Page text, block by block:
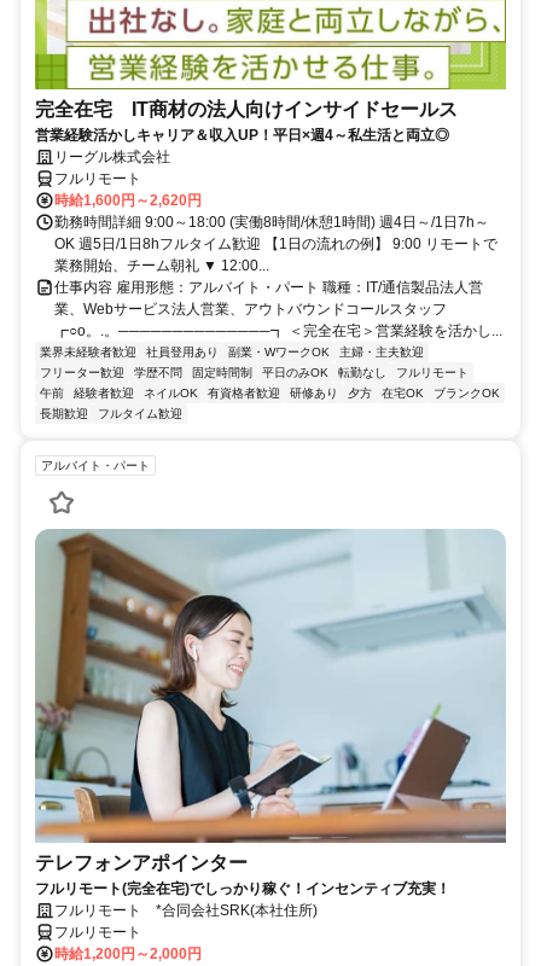
完全在宅 IT商材の法人向けインサイドセールス
営業経験活かしキャリア＆収入UP！平日×週4～私生活と両立◎
リーグル株式会社
フルリモート
時給1,600円～2,620円
勤務時間詳細 9:00～18:00 (実働8時間/休憩1時間) 週4日～/1日7h～
OK 週5日/1日8hフルタイム歓迎 【1日の流れの例】 9:00 リモートで
業務開始、チーム朝礼 ▼ 12:00...
仕事内容 雇用形態：アルバイト・パート 職種：IT/通信製品法人営
業、Webサービス法人営業、アウトバウンドコールスタッフ
┏○o。.。──────────────┓ ＜完全在宅＞営業経験を活かし...
業界未経験者歓迎 社員登用あり 副業・WワークOK
主婦・主夫歓迎
フリーター歓迎
学歴不問 固定時間制 平日のみOK 転勤なし
フルリモート
午前
経験者歓迎 ネイルOK 有資格者歓迎 研修あり 夕方 在宅OK
ブランクOK
長期歓迎
フルタイム歓迎
アルバイト・パート
テレフォンアポインター
フルリモート(完全在宅)でしっかり稼ぐ！インセンティブ充実！
フルリモート *合同会社SRK(本社住所)
フルリモート
時給1,200円～2,000円